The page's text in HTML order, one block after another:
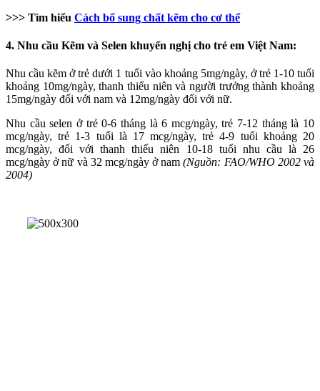
>>> Tìm hiểu Cách bổ sung chất kẽm cho cơ thể
4. Nhu cầu Kẽm và Selen khuyến nghị cho trẻ em Việt Nam:
Nhu cầu kẽm ở trẻ dưới 1 tuổi vào khoảng 5mg/ngày, ở trẻ 1-10 tuổi
khoảng 10mg/ngày, thanh thiếu niên và người trưởng thành khoảng
15mg/ngày đối với nam và 12mg/ngày đối với nữ.
Nhu cầu selen ở trẻ 0-6 tháng là 6 mcg/ngày, trẻ 7-12 tháng là 10
mcg/ngày, trẻ 1-3 tuổi là 17 mcg/ngày, trẻ 4-9 tuổi khoảng 20
mcg/ngày, đối với thanh thiếu niên 10-18 tuổi nhu cầu là 26
mcg/ngày ở nữ và 32 mcg/ngày ở nam (Nguồn: FAO/WHO 2002 và
2004)